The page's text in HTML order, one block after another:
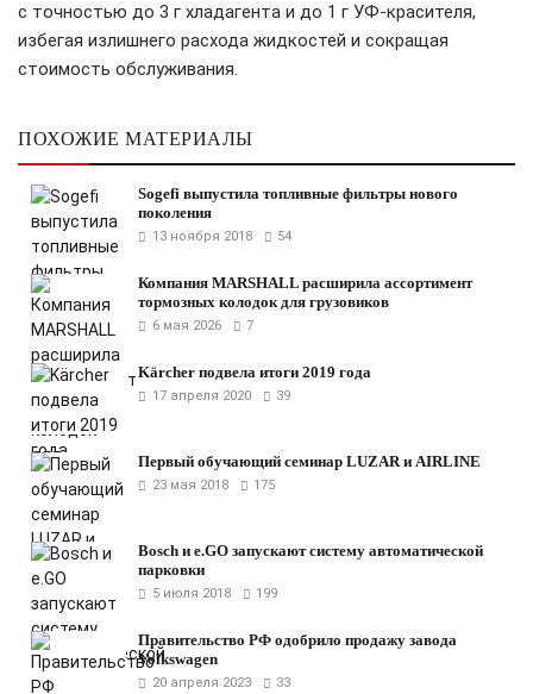
с точностью до 3 г хладагента и до 1 г УФ-красителя,
избегая излишнего расхода жидкостей и сокращая
стоимость обслуживания.
ПОХОЖИЕ МАТЕРИАЛЫ
Sogefi выпустила топливные фильтры нового
поколения
13 ноября 2018 54
Компания MARSHALL расширила ассортимент
тормозных колодок для грузовиков
6 мая 2026 7
Kärcher подвела итоги 2019 года
17 апреля 2020 39
Первый обучающий семинар LUZAR и AIRLINE
23 мая 2018 175
Bosch и e.GO запускают систему автоматической
парковки
5 июля 2018 199
Правительство РФ одобрило продажу завода
Volkswagen
20 апреля 2023 33